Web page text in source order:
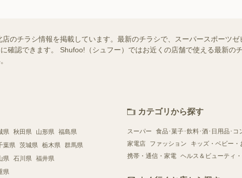
のチラシ情報を掲載しています。最新のチラシで、スーパースポーツ
確認できます。 Shufoo!（シュフー）ではお近くの店舗で使える最新の
県 秋田県 山形県 福島県
葉県 茨城県 栃木県 群馬県
県 石川県 福井県
県
カテゴリから探す
スーパー 食品･菓子･飲料･酒･日用品･コ
家電店
ファッション キッズ・ベビー・
携帯・通信・家電 ヘルス＆ビューティ